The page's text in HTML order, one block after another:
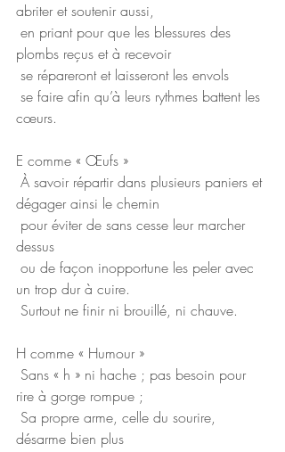
abriter et soutenir aussi,
plombs reçus et à recevoir
se répareront et laisseront les envols
cœurs.
E comme « Œufs »
dégager ainsi le chemin
dessus
un trop dur à cuire.
Surtout ne finir ni brouillé, ni chauve.
H comme « Humour »
rire à gorge rompue ;
désarme bien plus